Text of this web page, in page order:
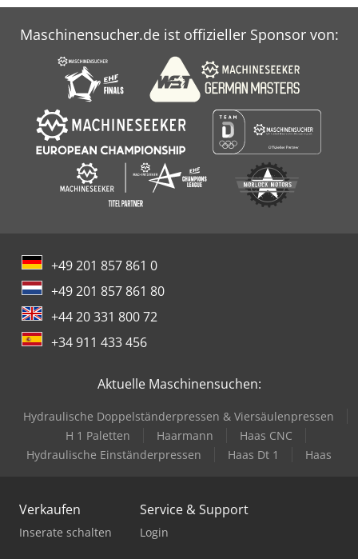
Maschinensucher.de ist offizieller Sponsor von:
+49 201 857 861 0
+49 201 857 861 80
+44 20 331 800 72
+34 911 433 456
Aktuelle Maschinensuchen:
Hydraulische Doppelständerpressen & Viersäulenpressen
H 1 Paletten
Haarmann
Haas CNC
Hydraulische Einständerpressen
Haas Dt 1 Haas
Verkaufen
Inserate schalten
Service & Support
Login